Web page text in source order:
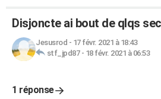
Disjoncte ai bout de qlqs
Jesusrod - 17 févr. 2021 à 18:43
stf_jpd87- 18 févr. 2021 à 06:53
1 réponse